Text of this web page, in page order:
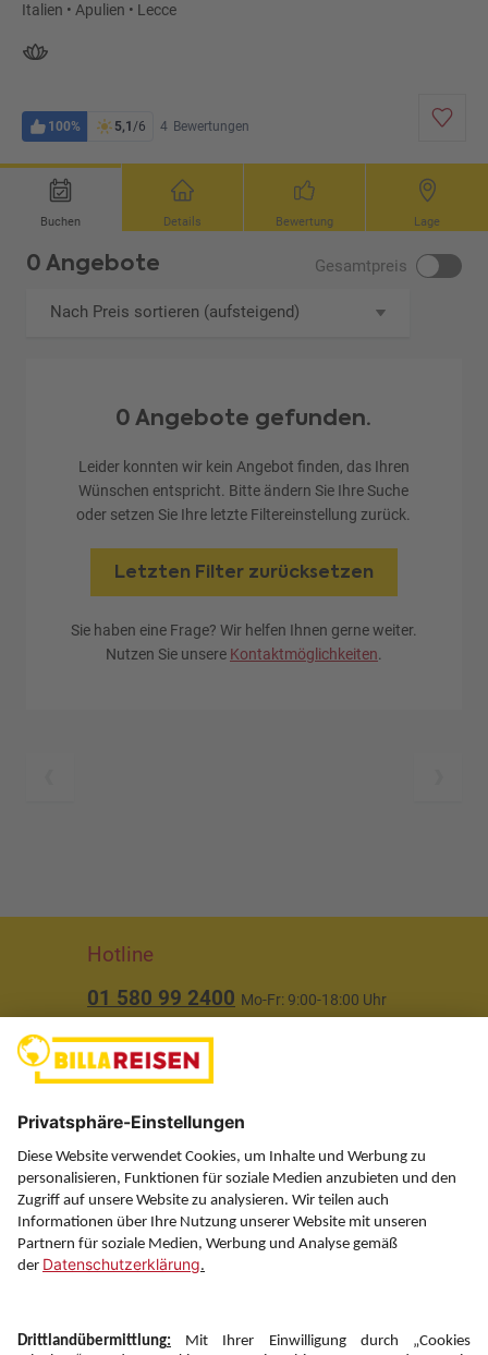
Italien • Apulien • Lecce
100% 5,1 /6 4 Bewertungen
Buchen Details Bewertung Lage
0 Angebote Gesamtpreis
Nach Preis sortieren (aufsteigend)
0 Angebote gefunden.
Leider konnten wir kein Angebot finden, das Ihren
Wünschen entspricht. Bitte ändern Sie Ihre Suche
oder setzen Sie Ihre letzte Filtereinstellung zurück.
Letzten Filter zurücksetzen
Sie haben eine Frage? Wir helfen Ihnen gerne weiter.
Nutzen Sie unsere Kontaktmöglichkeiten.
Hotline
01 580 99 2400 Mo-Fr: 9:00-18:00 Uhr
Über uns
Service
Information
Folgen Sie uns auf